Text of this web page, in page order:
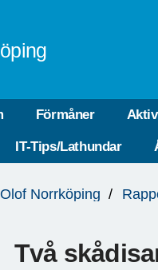
Förmåner
IT-Tips/Lathundar
Norrköping
Två